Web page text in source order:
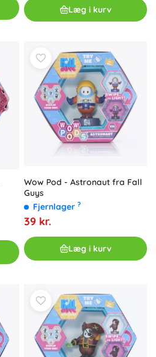
Læg i kurv
Wow Pod - Astronaut fra Fall
Guys
Fjernlager ?
39 kr.
Læg i kurv